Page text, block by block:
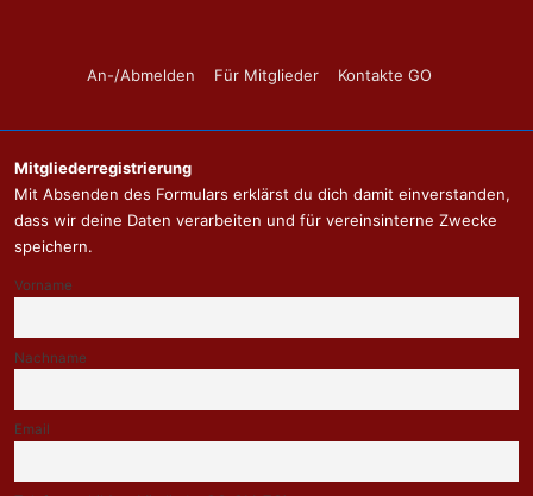
Footer-
An-/Abmelden Für Mitglieder Kontakte GO
Mitgliederregistrierung
Mit Absenden des Formulars erklärst du dich damit einverstanden,
dass wir deine Daten verarbeiten und für vereinsinterne Zwecke
speichern.
Vorname
Nachname
Email